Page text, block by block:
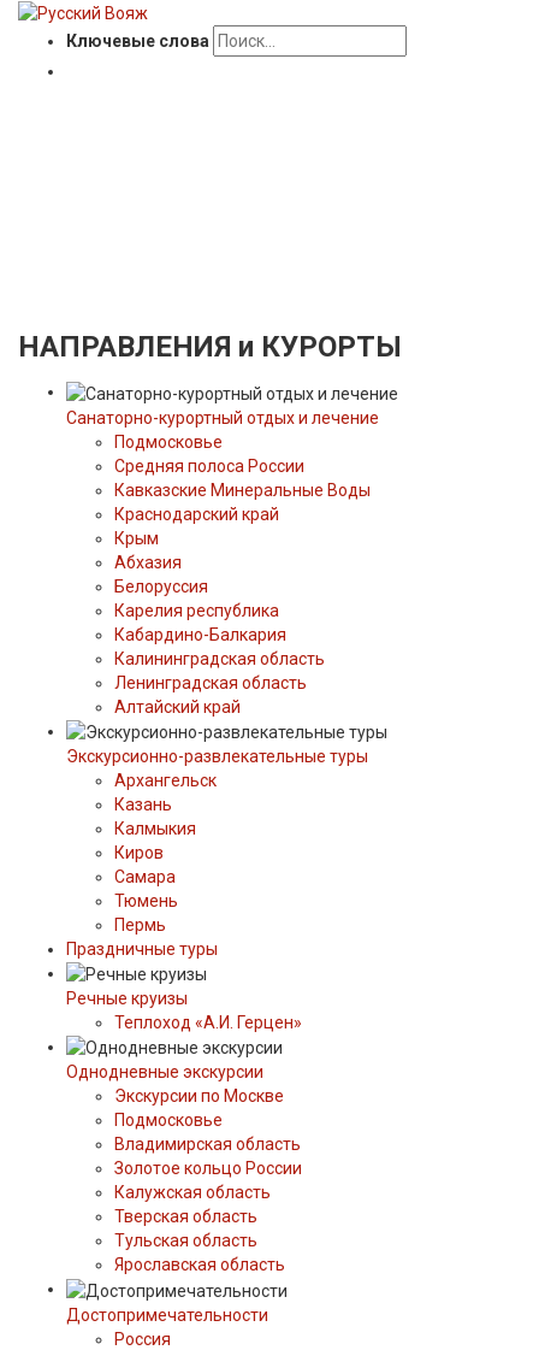
Ключевые слова
НАПРАВЛЕНИЯ и КУРОРТЫ
Санаторно-курортный отдых и лечение
Подмосковье
Средняя полоса России
Кавказские Минеральные Воды
Краснодарский край
Крым
Абхазия
Белоруссия
Карелия республика
Кабардино-Балкария
Калининградская область
Ленинградская область
Алтайский край
Экскурсионно-развлекательные туры
Архангельск
Казань
Калмыкия
Киров
Самара
Тюмень
Пермь
Праздничные туры
Речные круизы
Теплоход «А.И. Герцен»
Однодневные экскурсии
Экскурсии по Москве
Подмосковье
Владимирская область
Золотое кольцо России
Калужская область
Тверская область
Тульская область
Ярославская область
Достопримечательности
Россия